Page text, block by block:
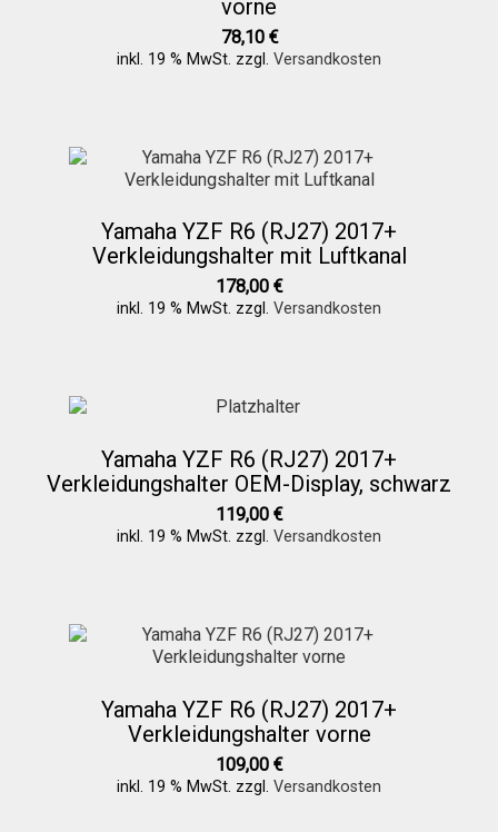
vorne
78,10 €
inkl. 19 % MwSt. zzgl. Versandkosten
Yamaha YZF R6 (RJ27) 2017+
Verkleidungshalter mit Luftkanal
178,00 €
inkl. 19 % MwSt. zzgl. Versandkosten
Yamaha YZF R6 (RJ27) 2017+
Verkleidungshalter OEM-Display, schwarz
119,00 €
inkl. 19 % MwSt. zzgl. Versandkosten
Yamaha YZF R6 (RJ27) 2017+
Verkleidungshalter vorne
109,00 €
inkl. 19 % MwSt. zzgl. Versandkosten